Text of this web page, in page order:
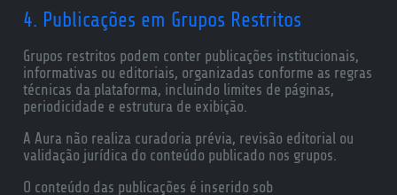
4. Publicações em Grupos Restritos
Grupos restritos podem conter publicações institucionais,
informativas ou editoriais, organizadas conforme as regras
técnicas da plataforma, incluindo limites de páginas,
periodicidade e estrutura de exibição.
A Aura não realiza curadoria prévia, revisão editorial ou
validação jurídica do conteúdo publicado nos grupos.
O conteúdo das publicações é inserido sob